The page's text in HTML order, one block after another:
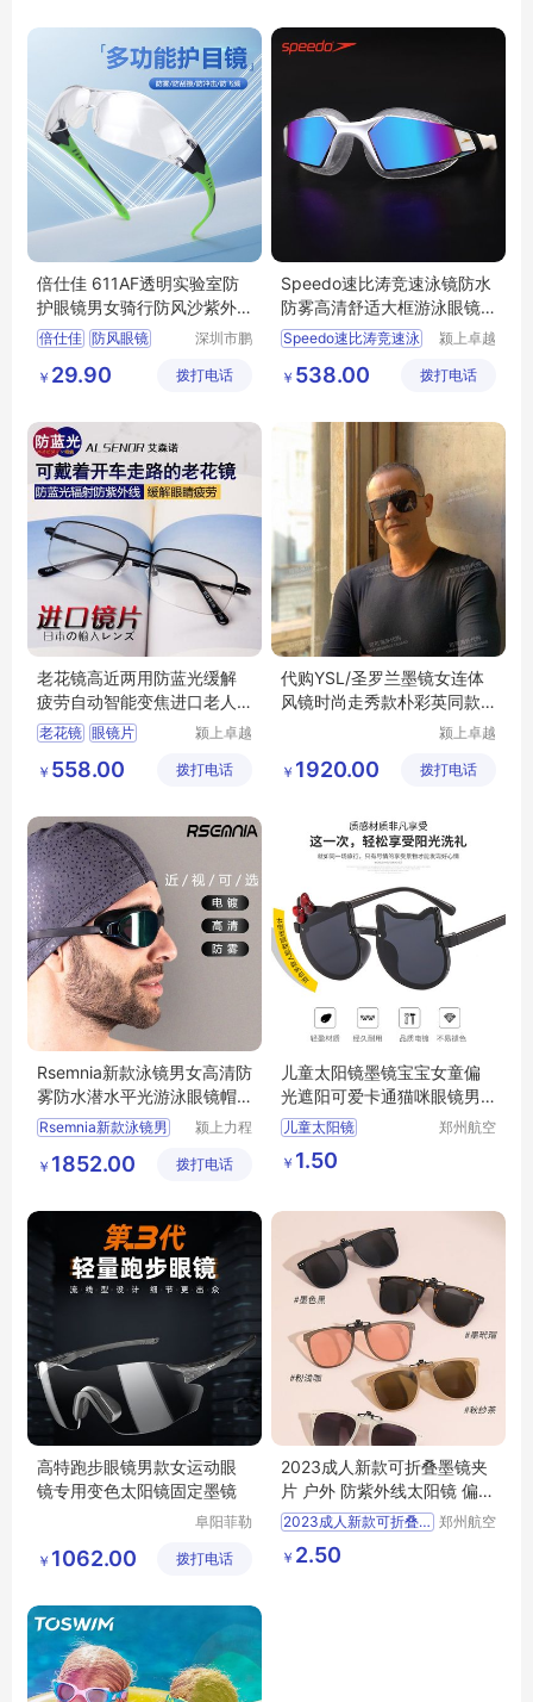
倍仕佳 611AF透明实验室防
护眼镜男女骑行防风沙紫外
线防粉尘飞溅
倍仕佳 防风眼镜
深圳市鹏
限公司
￥ 29.90 拨打电话
Speedo速比涛竞速泳镜防水
防雾高清舒适大框游泳眼镜
镀膜男女
Speedo速比涛竞速泳
颍上卓越
有限公司
￥ 538.00 拨打电话
老花镜高近两用防蓝光缓解
疲劳自动智能变焦进口老人
眼镜片
老花镜 眼镜片
老人眼镜片
颍上卓越
有限公司
￥ 558.00 拨打电话
代购YSL/圣罗兰墨镜女连体
风镜时尚走秀款朴彩英同款
颍上卓越
有限公司
￥ 1920.00 拨打电话
Rsemnia新款泳镜男女高清防
雾防水潜水平光游泳眼镜帽
套装备
Rsemnia新款泳镜男
颍上力程
有限公司
￥ 1852.00 拨打电话
儿童太阳镜墨镜宝宝女童偏
光遮阳可爱卡通猫咪眼镜男
童潮个性时尚
儿童太阳镜
宝宝女童偏光遮阳
郑州航空
￥ 1.50
高特跑步眼镜男款女运动眼
镜专用变色太阳镜固定墨镜
阜阳菲勒
公司
￥ 1062.00 拨打电话
2023成人新款可折叠墨镜夹
片 户外 防紫外线太阳镜 偏光
夹片 SSS12
2023成人新款可折叠墨镜夹片
户外
防紫外线太阳镜
偏光夹片
郑州航空
￥ 2.50